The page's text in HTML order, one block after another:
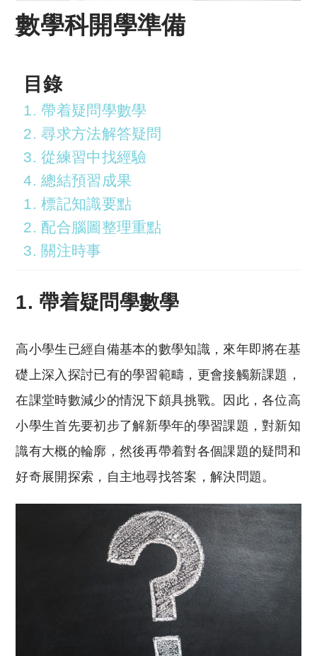
數學科開學準備
目錄
1. 帶着疑問學數學
2. 尋求方法解答疑問
3. 從練習中找經驗
4. 總結預習成果
1. 標記知識要點
2. 配合腦圖整理重點
3. 關注時事
1.帶着疑問學數學
高小學生已經自備基本的數學知識，來年即將在基
礎上深入探討已有的學習範疇，更會接觸新課題，
在課堂時數減少的情況下頗具挑戰。因此，各位高
小學生首先要初步了解新學年的學習課題，對新知
識有大概的輪廓，然後再帶着對各個課題的疑問和
好奇展開探索，自主地尋找答案，解決問題。